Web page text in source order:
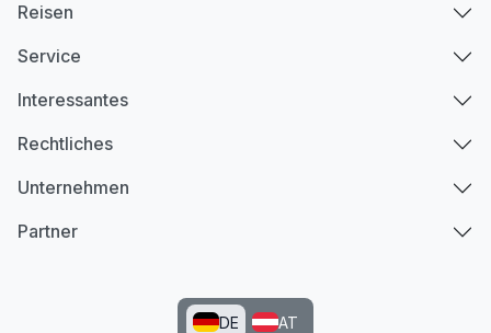
Reisen
Service
Interessantes
Rechtliches
Unternehmen
Partner
DE AT